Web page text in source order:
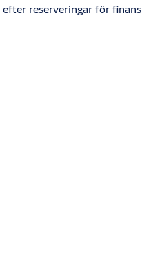
reserveringar för